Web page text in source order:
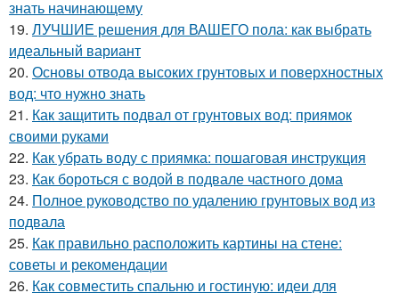
знать начинающему
19. ЛУЧШИЕ решения для ВАШЕГО пола: как выбрать
идеальный вариант
20. Основы отвода высоких грунтовых и поверхностных
вод: что нужно знать
21. Как защитить подвал от грунтовых вод: приямок
своими руками
22. Как убрать воду с приямка: пошаговая инструкция
23. Как бороться с водой в подвале частного дома
24. Полное руководство по удалению грунтовых вод из
подвала
25. Как правильно расположить картины на стене:
советы и рекомендации
26. Как совместить спальню и гостиную: идеи для